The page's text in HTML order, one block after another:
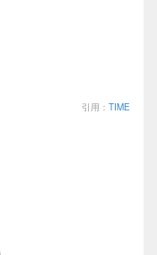
引用： TIME